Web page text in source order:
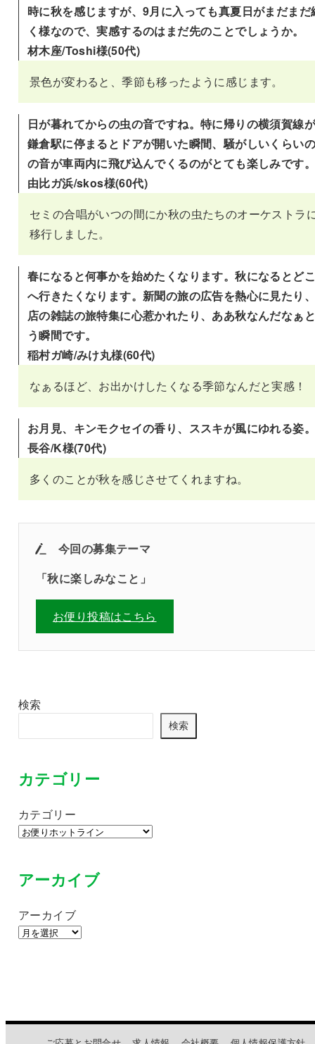
時に秋を感じますが、9月に入っても真夏日がまだまだ
く様なので、実感するのはまだ先のことでしょうか。
材木座/Toshi様(50代)
景色が変わると、季節も移ったように感じます。
日が暮れてからの虫の音ですね。特に帰りの横須賀線
鎌倉駅に停まるとドアが開いた瞬間、騒がしいくらい
の音が車両内に飛び込んでくるのがとても楽しみです。
由比ガ浜/skos様(60代)
セミの合唱がいつの間にか秋の虫たちのオーケストラ
移行しました。
春になると何事かを始めたくなります。秋になるとど
へ行きたくなります。新聞の旅の広告を熱心に見たり
店の雑誌の旅特集に心惹かれたり、ああ秋なんだなぁ
う瞬間です。
稲村ガ崎/みけ丸様(60代)
なぁるほど、お出かけしたくなる季節なんだと実感！
お月見、キンモクセイの香り、ススキが風にゆれる姿。
長谷/K様(70代)
多くのことが秋を感じさせてくれますね。
今回の募集テーマ
「秋に楽しみなこと」
お便り投稿はこちら
検索
検索
カテゴリー
カテゴリー
アーカイブ
アーカイブ